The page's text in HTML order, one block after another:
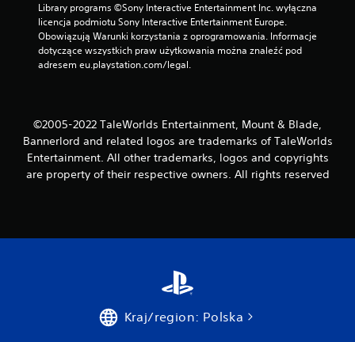
Library programs ©Sony Interactive Entertainment Inc. wyłączna
licencja podmiotu Sony Interactive Entertainment Europe.
Obowiązują Warunki korzystania z oprogramowania. Informacje
dotyczące wszystkich praw użytkowania można znaleźć pod
adresem eu.playstation.com/legal.
©2005-2022 TaleWorlds Entertainment, Mount & Blade,
Bannerlord and related logos are trademarks of TaleWorlds
Entertainment. All other trademarks, logos and copyrights
are property of their respective owners. All rights reserved
Kraj/region: Polska